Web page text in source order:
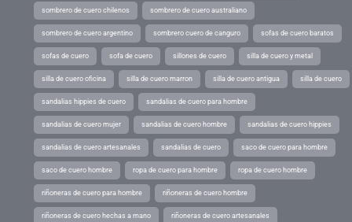
sombrero de cuero chilenos sombrero de cuero australiano
sombrero de cuero argentino sombrero cuero de canguro sofas de cuero baratos
sofas de cuero sofa de cuero sillones de cuero silla de cuero y metal
silla de cuero oficina silla de cuero marron silla de cuero antigua silla de cuero
sandalias hippies de cuero sandalias de cuero para hombre
sandalias de cuero mujer sandalias de cuero hombre sandalias de cuero hippies
sandalias de cuero artesanales sandalias de cuero saco de cuero para hombre
saco de cuero hombre ropa de cuero para hombre ropa de cuero hombre
riñoneras de cuero para hombre riñoneras de cuero hombre
riñoneras de cuero hechas a mano riñoneras de cuero artesanales